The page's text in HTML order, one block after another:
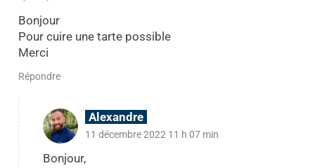
Bonjour
Pour cuire une tarte possible
Merci
Répondre
Alexandre
11 décembre 2022 11 h 07 min
Bonjour,